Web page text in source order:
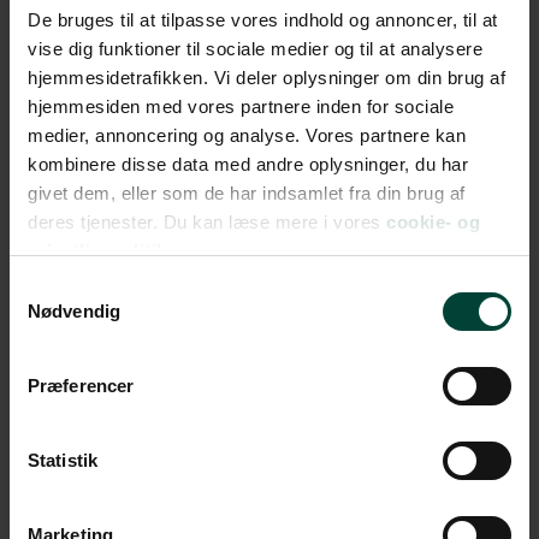
De bruges til at tilpasse vores indhold og annoncer, til at
vise dig funktioner til sociale medier og til at analysere
hjemmesidetrafikken. Vi deler oplysninger om din brug af
hjemmesiden med vores partnere inden for sociale
medier, annoncering og analyse. Vores partnere kan
kombinere disse data med andre oplysninger, du har
givet dem, eller som de har indsamlet fra din brug af
deres tjenester. Du kan læse mere i vores cookie- og
privatlivspolitik.
Nødvendig
Præferencer
Statistik
Marketing
Beach
Sanur Beach byder på en rolig, charmerende stemning
med palmer, blid bølgegang og brede
strandpromenader. Her er plads til at nyde
afslappende gåture, tage en svømmetur i det lune hav
eller blot sidde og betragte livet, mens solen går ned
og dagen stille glider over i aftenens fredfyldte